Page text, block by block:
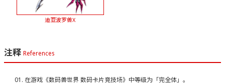
迪亚波罗兽X
注释 References
在游戏《数码兽世界 数码卡片竞技场》中等级为「完全体」。